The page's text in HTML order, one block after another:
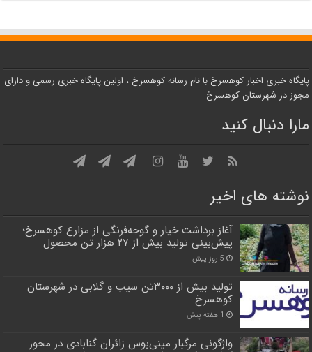
پایگاه خبری اخبار کوهسرخ با نام رسانه کوهسرخ ، اولین پایگاه خبری رسمی و دارای
مجوز در شهرستان کوهسرخ
مارا دنبال کنید
نوشته های اخیر
آغاز برداشت خیار و گوجه‌فرنگی از مزارع کوهسرخ؛
پیش‌بینی تولید بیش از ۲۷ هزار تن محصول
5 روز پیش
تولید بیش از ۳۰۰۰تن سیب و گلابی در شهرستان
کوهسرخ
1 هفته پیش
واژگونی مرگبار مینی‌بوس زائران گنابادی در محور